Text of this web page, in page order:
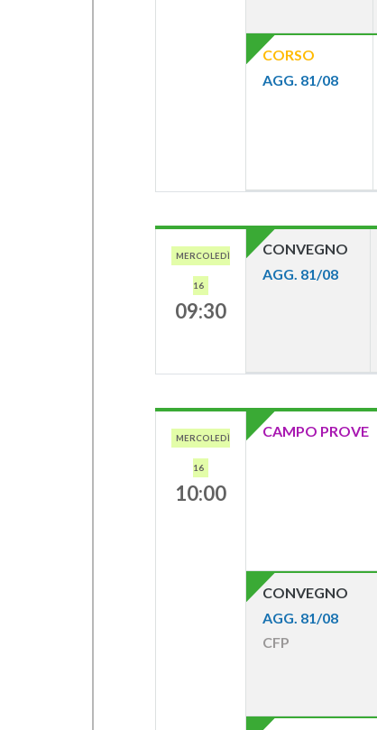
CORSO
AGG. 81/08
MERCOLEDÌ
16
09:30
CONVEGNO
AGG. 81/08
MERCOLEDÌ
16
10:00
CAMPO PROVE
CONVEGNO
AGG. 81/08
CFP